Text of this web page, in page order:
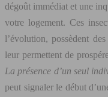
dégoût immédiat et une
votre logement. Ces
l’évolution, possèdent
leur permettent de
La présence d’un seul
peut signaler le début